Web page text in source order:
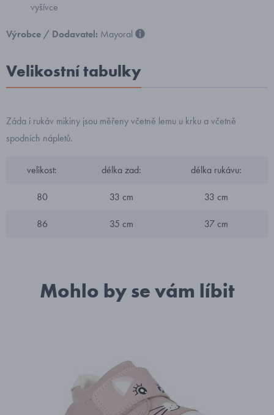
vyšívce
Výrobce / Dodavatel: Mayoral
Velikostní tabulky
Záda i rukáv mikiny jsou měřeny včetně lemu u krku a včetně
spodních nápletů.
velikost: délka zad: délka rukávu:
80 33 cm 33 cm
86 35 cm 37 cm
Mohlo by se vám líbit